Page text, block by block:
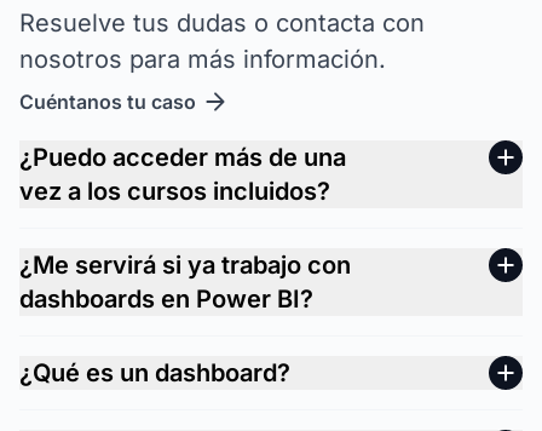
Resuelve tus dudas o contacta con
nosotros para más información.
Cuéntanos tu caso
¿Puedo acceder más de una
vez a los cursos incluidos?
¿Me servirá si ya trabajo con
dashboards en Power BI?
¿Qué es un dashboard?